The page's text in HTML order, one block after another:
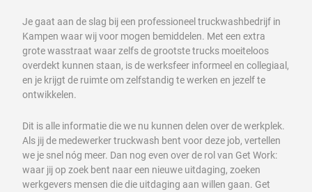
Je gaat aan de slag bij een professioneel truckwashbedrijf in
Kampen waar wij voor mogen bemiddelen. Met een extra
grote wasstraat waar zelfs de grootste trucks moeiteloos
overdekt kunnen staan, is de werksfeer informeel en collegiaal,
en je krijgt de ruimte om zelfstandig te werken en jezelf te
ontwikkelen.
Dit is alle informatie die we nu kunnen delen over de werkplek.
Als jij de medewerker truckwash bent voor deze job, vertellen
we je snel nóg meer. Dan nog even over de rol van Get Work:
waar jij op zoek bent naar een nieuwe uitdaging, zoeken
werkgevers mensen die die uitdaging aan willen gaan. Get